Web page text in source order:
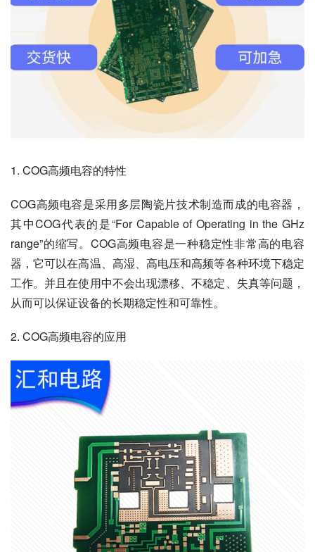
1. COG高频电容的特性
COG高频电容是采用多层陶瓷片技术制造而成的电容器，
其中COG代表的是“For Capable of Operating in the GHz
range”的缩写。COG高频电容是一种稳定性非常高的电容
器，它可以在高温、高湿、高电压和高频等各种环境下稳定
工作。并且在使用中不会出现漂移、不稳定、失真等问题，
从而可以保证设备的长期稳定性和可靠性。
2. COG高频电容的应用